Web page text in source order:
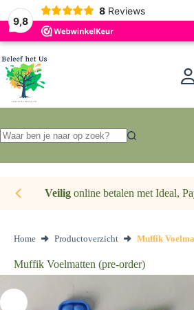
9,8
8 Reviews
Ga
naar
de
inhoud
resultaten
Veiligonline betalen met Ideal,
Home Productoverzicht Muffik
Muffik Voelmatten (pre-order)